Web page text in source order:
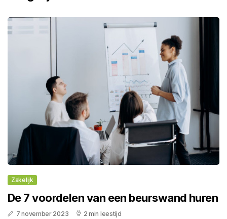
Zakelijk
De 7 voordelen van een beurswand huren
7 november 2023 2 min leestijd